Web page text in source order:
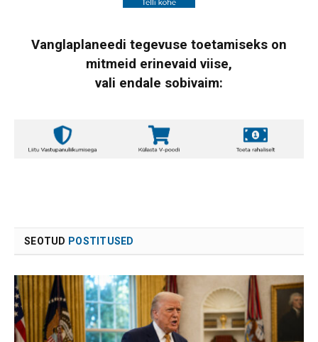
Vanglaplaneedi tegevuse toetamiseks on
mitmeid erinevaid viise,
vali endale sobivaim:
SEOTUD POSTITUSED